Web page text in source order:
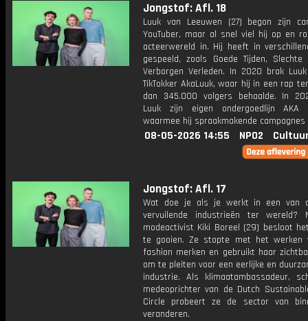
Jongstof: Afl. 18
Luuk van Leeuwen (27) begon zijn
YouTuber, maar al snel viel hij op en
acteerwereld in. Hij heeft in
gespeeld, zoals Goede Tijden, Slechte
Verborgen Verleden. In 2020 brak
TikTokker AkaLuuk, waar hij in een rap
dan 345.000 volgers behaalde. In
Luuk zijn eigen ondergoedlijn AKA
waarmee hij spraakmakende
08-05-2026 14:55 NPO2
Jongstof: Afl. 17
Wat doe je als je werkt in een van
vervuilende industrieën ter wereld?
modeactivist Kiki Boreel (29) besloot
te gooien. Ze stopte met het werken
fashion merken en gebruikt haar
om te pleiten voor een eerlijke en
industrie. Als klimaatambassadeur,
medeoprichter van de Dutch
Circle probeert ze de sector van
veranderen.